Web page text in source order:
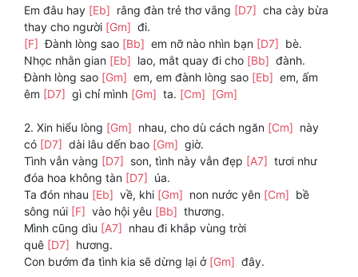
Em đâu hay [Eb] rằng đàn trẻ thơ vắng [D7] cha cày bừa
thay cho người [Gm] đi.
[F] Đành lòng sao [Bb] em nỡ nào nhìn bạn [D7] bè.
Nhọc nhằn gian [Eb] lao, mắt quay đi cho [Bb] đành.
Đành lòng sao [Gm] em, em đành lòng sao [Eb] em, ấm
êm [D7] gì chỉ mình [Gm] ta. [Cm] [Gm]
2. Xin hiểu lòng [Gm] nhau, cho dù cách ngăn [Cm] này
có [D7] dài lâu dến bao [Gm] giờ.
Tình vẫn vàng [D7] son, tình này vẫn đẹp [A7] tươi như
đóa hoa không tàn [D7] úa.
Ta đón nhau [Eb] về, khi [Gm] non nước yên [Cm] bề
sông núi [F] vào hội yêu [Bb] thương.
Mình cũng dìu [A7] nhau đi khắp vùng trời
quê [D7] hương.
Con bướm đa tình kia sẽ dừng lại ở [Gm] đây.